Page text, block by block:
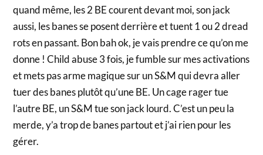
quand même, les 2 BE courent devant moi, son jack
aussi, les banes se posent derrière et tuent 1 ou 2 dread
rots en passant. Bon bah ok, je vais prendre ce qu’on me
donne ! Child abuse 3 fois, je fumble sur mes activations
et mets pas arme magique sur un S&M qui devra aller
tuer des banes plutôt qu’une BE. Un cage rager tue
l’autre BE, un S&M tue son jack lourd. C’est un peu la
merde, y’a trop de banes partout et j’ai rien pour les
gérer.